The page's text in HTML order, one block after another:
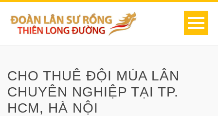
CHO THUÊ ĐỘI MÚA LÂN
CHUYÊN NGHIỆP TẠI TP.
HCM, HÀ NỘI